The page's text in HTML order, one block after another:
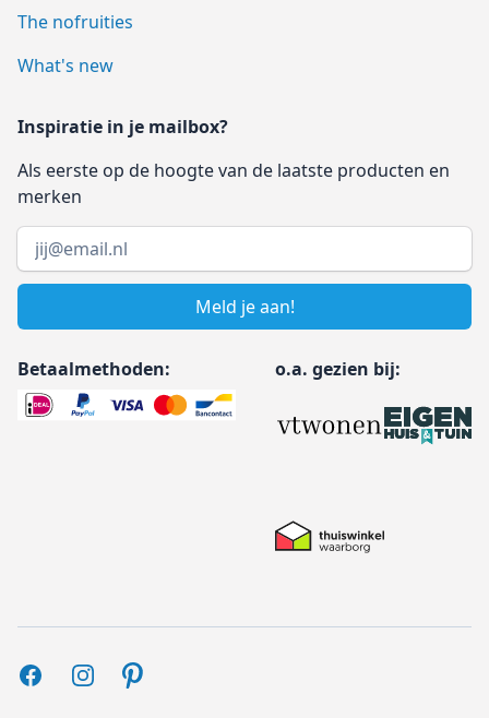
The nofruities
What's new
Inspiratie in je mailbox?
Als eerste op de hoogte van de laatste producten en
merken
Email address
Meld je aan!
Betaalmethoden: o.a. gezien bij:
FacebookInstagramPinterest